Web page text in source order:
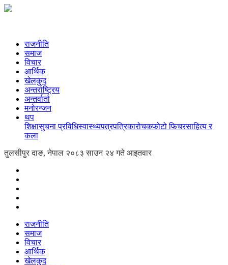
राजनीति
समाज
विचार
आर्थिक
खेलकुद
अन्तर्राष्ट्रिय
अन्तर्वार्ता
मनोरन्जन
थप
शिक्षासुचना प्रविधिस्वास्थ्यपत्रपत्रिकारोचकफोटो फिचरसाहित्य र
कला
तुलसीपुर दाङ, नेपाल २०८३ साउन २४ गते आइतवार
राजनीति
समाज
विचार
आर्थिक
खेलकुद